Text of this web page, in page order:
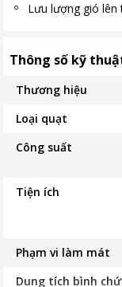
Lưu lượng gió lên
Thông số kỹ
Thương hiệu
Loại quạt
Công suất
Tiện ích
Phạm vi làm mát
Dung tích bình